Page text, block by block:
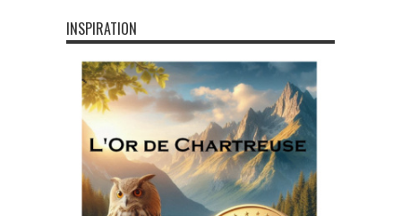
INSPIRATION